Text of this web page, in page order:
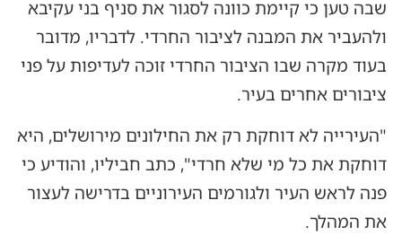
שבה טען כי קיימת כוונה לסגור את סניף בני עקיבא
ולהעביר את המבנה לציבור החרדי. לדבריו, מדובר
בעוד מקרה שבו הציבור החרדי זוכה לעדיפות על פני
ציבורים אחרים בעיר.
"העירייה לא דוחקת רק את החילונים מירושלים, היא
דוחקת את כל מי שלא חרדי", כתב חביליו, והודיע כי
פנה לראש העיר ולגורמים העירוניים בדרישה לעצור
את המהלך.